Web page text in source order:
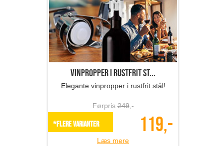
Vinpropper i rustfrit st...
Elegante vinpropper i rustfrit stål!
Førpris249,-
*Flere varianter 119,-
Læs mere